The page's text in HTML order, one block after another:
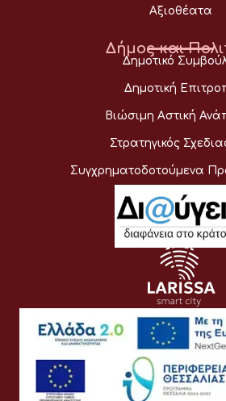
Αξιοθέατα
Δήμος και
Δημοτικό
Δημοτική
Βιώσιμη Αστική
Στρατηγικός
Συγχρηματοδοτούμενα